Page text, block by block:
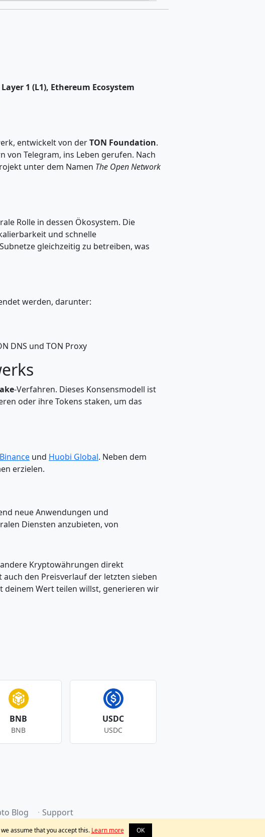
1 (L1), Ethereum Ecosystem
entwickelt von derTON Foundation.
Telegram, ins Leben gerufen. Nach
unter dem Namen The Open Network
Rolle in dessen Ökosystem. Die
und schnelle
gleichzeitig zu betreiben, was
werden, darunter:
DNS und TON Proxy
-Verfahren. Dieses Konsensmodell ist
oder ihre Tokens staken, um das
Binance und Huobi Global. Neben dem
erzielen.
neue Anwendungen und
Diensten anzubieten, von
Kryptowährungen direkt
den Preisverlauf der letzten sieben
deinem Wert teilen willst, generieren wir
BNB
BNB
USDC
USDC
Blog Support
assume that you accept this. Learn more OK